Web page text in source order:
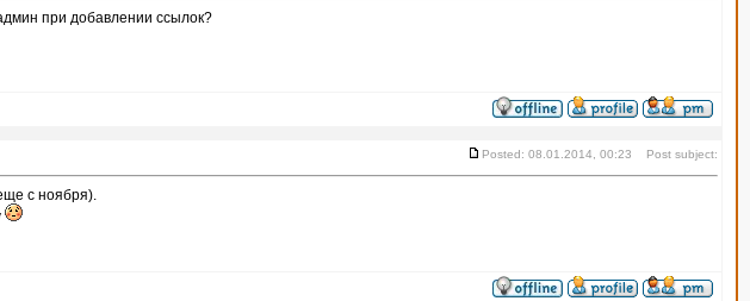
при добавлении ссылок?
Posted: 08.01.2014, 00:23 Post subject:
с ноября).